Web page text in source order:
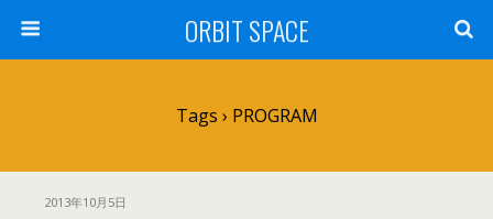
ORBIT SPACE
Tags › PROGRAM
2013年10月5日